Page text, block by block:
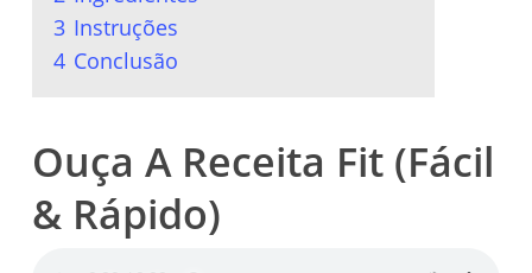
3 Instruções
4 Conclusão
Ouça A Receita Fit (Fácil
& Rápido)